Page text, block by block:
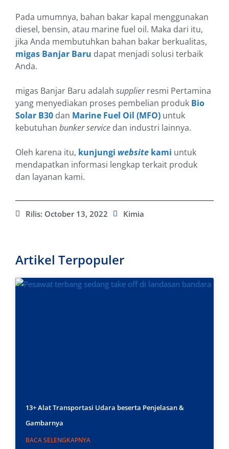
Pada umumnya, bahan bakar kapal menggunakan
diesel, bensin, atau marine fuel oil. Maka dari itu,
jika Anda membutuhkan bahan bakar berkualitas,
migas Banjar Baru dapat menjadi solusi terbaik
Anda.
migas Banjar Baru adalah supplierresmi Pertamina
yang menyediakan proses pembelian produk Bio
Solar B30 dan Marine Fuel Oil (MFO) untuk
kebutuhan bunker service dan industri lainnya.
Oleh karena itu, kunjungi website kami untuk
mendapatkan informasi lengkap terkait produk
dan layanan kami.
Rilis: October 13, 2022 Kimia
Artikel Terpopuler
13+ Alat Transportasi Udara beserta Penjelasan &
Gambarnya
BACA SELENGKAPNYA